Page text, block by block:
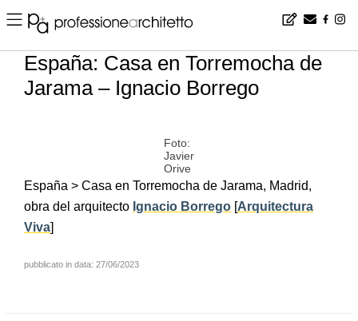
Home ▪ news ▪ es ▪ España: Casa en Torremocha de Jarama – Ignacio Borrego
España: Casa en Torremocha de
Jarama – Ignacio Borrego
Foto:
Javier
Orive
España > Casa en Torremocha de Jarama, Madrid,
obra del arquitecto Ignacio Borrego [Arquitectura
Viva]
pubblicato in data: 27/06/2023